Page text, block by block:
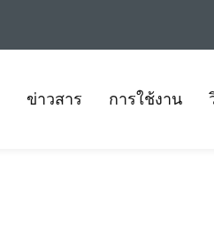
ข่าวสาร การใช้งาน